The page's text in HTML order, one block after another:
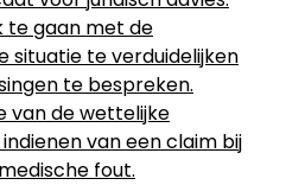
te gaan met de
situatie te verduidelijken
te bespreken.
van de wettelijke
van een claim bij
fout.